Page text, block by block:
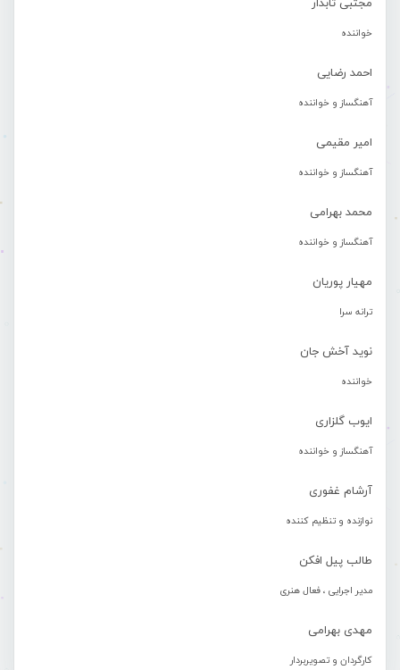
مجتبی تابدار
خواننده
احمد رضایی
آهنگساز و خواننده
امیر مقیمی
آهنگساز و خواننده
محمد بهرامی
آهنگساز و خواننده
مهیار پوریان
ترانه سرا
نوید آخش جان
خواننده
ایوب گلزاری
آهنگساز و خواننده
آرشام غفوری
نوازنده و تنظیم کننده
طالب پیل افکن
مدیر اجرایی ، فعال هنری
مهدی بهرامی
کارگردان و تصویربردار